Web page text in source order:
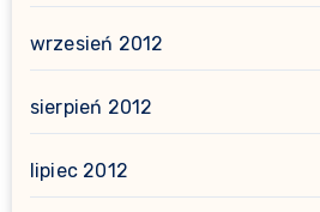
wrzesień 2012
sierpień 2012
lipiec 2012